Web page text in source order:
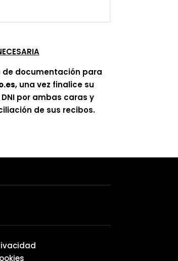
de documentación para
, una vez finalice su
por ambas caras y
de sus recibos.